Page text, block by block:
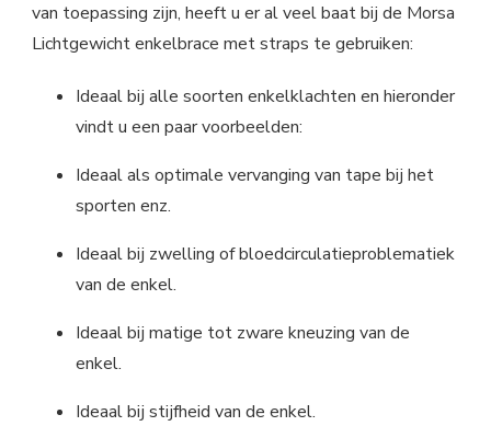
van toepassing zijn, heeft u er al veel baat bij de Morsa
Lichtgewicht enkelbrace met straps te gebruiken:
Ideaal bij alle soorten enkelklachten en hieronder
vindt u een paar voorbeelden:
Ideaal als optimale vervanging van tape bij het
sporten enz.
Ideaal bij zwelling of bloedcirculatieproblematiek
van de enkel.
Ideaal bij matige tot zware kneuzing van de
enkel.
Ideaal bij stijfheid van de enkel.